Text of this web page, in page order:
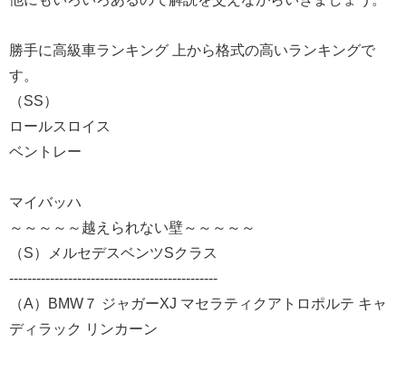
勝手に高級車ランキング 上から格式の高いランキングで
す。
（SS）
ロールスロイス
ベントレー
マイバッハ
～～～～～越えられない壁～～～～～
（S）メルセデスベンツSクラス
----------------------------------------------
（A）BMW７ ジャガーXJ マセラティクアトロポルテ キャ
ディラック リンカーン